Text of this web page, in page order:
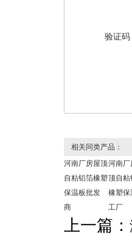
验证码
相关同类产品：
河南厂房屋顶
自粘铝箔橡塑
保温板批发
商
河南厂
顶自粘
橡塑保
工厂
上一篇：